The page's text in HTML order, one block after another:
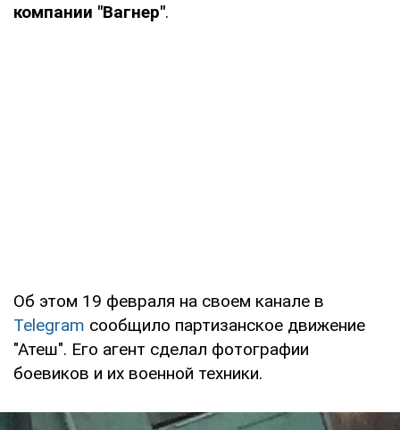
компании "Вагнер".
Об этом 19 февраля на своем канале в
Telegram сообщило партизанское движение
"Атеш". Его агент сделал фотографии
боевиков и их военной техники.